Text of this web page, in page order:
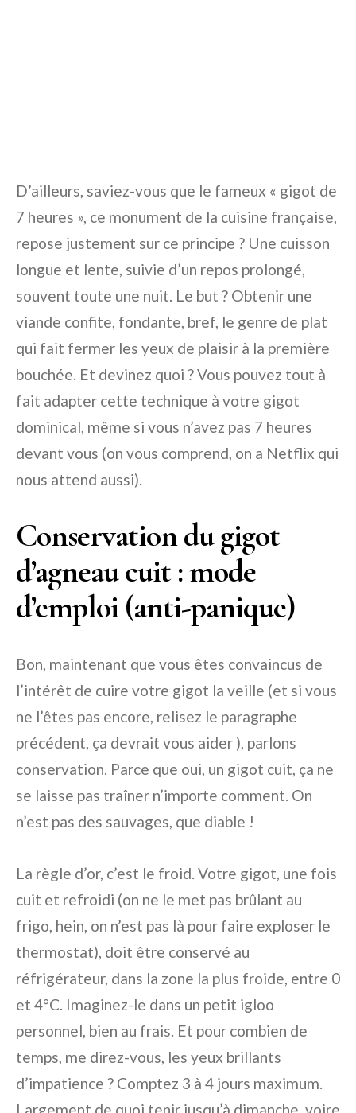
D’ailleurs, saviez-vous que le fameux « gigot de
7 heures », ce monument de la cuisine française,
repose justement sur ce principe ? Une cuisson
longue et lente, suivie d’un repos prolongé,
souvent toute une nuit. Le but ? Obtenir une
viande confite, fondante, bref, le genre de plat
qui fait fermer les yeux de plaisir à la première
bouchée. Et devinez quoi ? Vous pouvez tout à
fait adapter cette technique à votre gigot
dominical, même si vous n’avez pas 7 heures
devant vous (on vous comprend, on a Netflix qui
nous attend aussi).
Conservation du gigot
d’agneau cuit : mode
d’emploi (anti-panique)
Bon, maintenant que vous êtes convaincus de
l’intérêt de cuire votre gigot la veille (et si vous
ne l’êtes pas encore, relisez le paragraphe
précédent, ça devrait vous aider ), parlons
conservation. Parce que oui, un gigot cuit, ça ne
se laisse pas traîner n’importe comment. On
n’est pas des sauvages, que diable !
La règle d’or, c’est le froid. Votre gigot, une fois
cuit et refroidi (on ne le met pas brûlant au
frigo, hein, on n’est pas là pour faire exploser le
thermostat), doit être conservé au
réfrigérateur, dans la zone la plus froide, entre 0
et 4°C. Imaginez-le dans un petit igloo
personnel, bien au frais. Et pour combien de
temps, me direz-vous, les yeux brillants
d’impatience ? Comptez 3 à 4 jours maximum.